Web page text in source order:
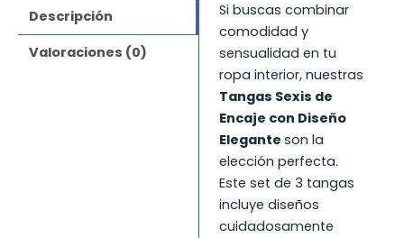
Descripción
Valoraciones (0)
Si buscas combinar
comodidad y
sensualidad en tu
ropa interior, nuestras
Tangas Sexis de
Encaje con Diseño
Elegante son la
elección perfecta.
Este set de 3 tangas
incluye diseños
cuidadosamente